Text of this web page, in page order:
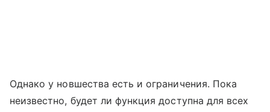
Однако у новшества есть и ограничения. Пока
неизвестно, будет ли функция доступна для всех